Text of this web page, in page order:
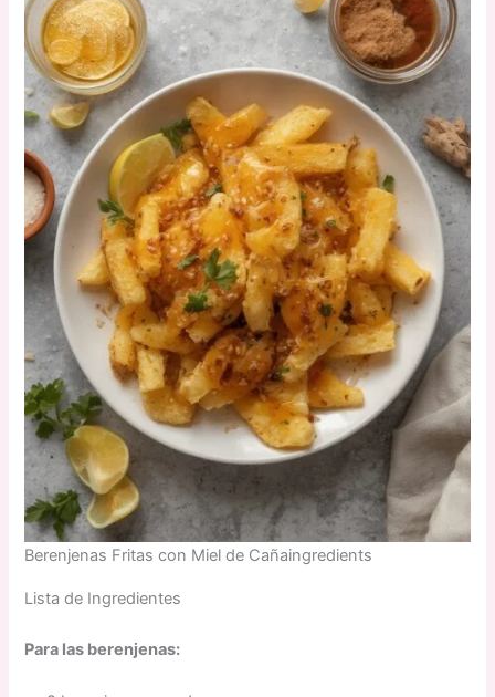
Berenjenas Fritas con Miel de Cañaingredients
Lista de Ingredientes
Para las berenjenas: